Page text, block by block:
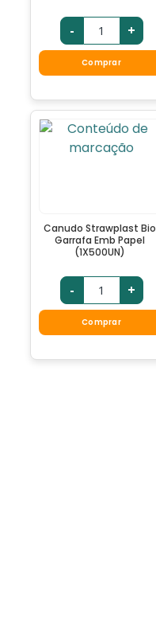
- +
Comprar
Canudo Strawplast Bio
Garrafa Emb Papel
(1X500UN)
- +
Comprar